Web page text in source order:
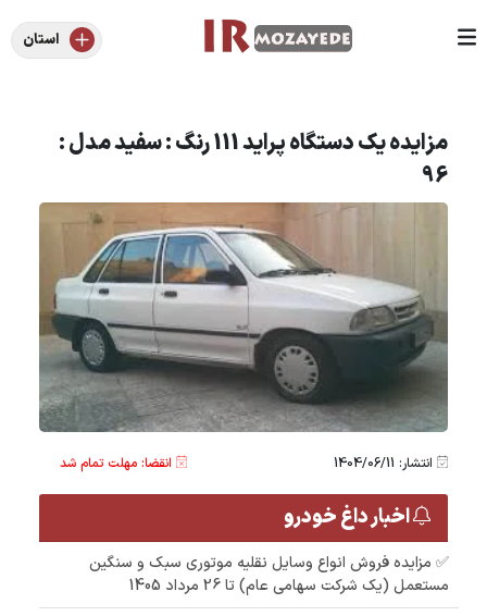
استان
مزایده یک دستگاه پراید 111 رنگ : سفید مدل :
96
انتشار: 1404/06/11 انقضا: مهلت تمام شد
اخبار داغ خودرو
✅ مزایده فروش انواع وسایل نقلیه موتوری سبک و سنگین
مستعمل (یک شرکت سهامی عام) تا 26 مرداد 1405